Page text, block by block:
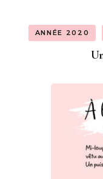
ANNÉE 2020